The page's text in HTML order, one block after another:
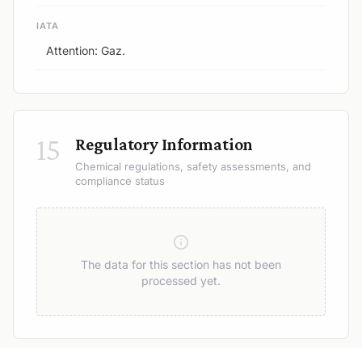
IATA
Attention: Gaz.
15 Regulatory Information
Chemical regulations, safety assessments, and
compliance status
The data for this section has not been
processed yet.